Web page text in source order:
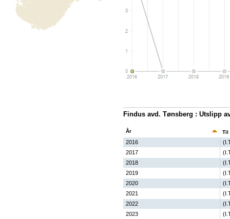
Findus avd. Tønsberg : Utslipp
År
2016
2017
2018
2019
2020
2021
2022
2023